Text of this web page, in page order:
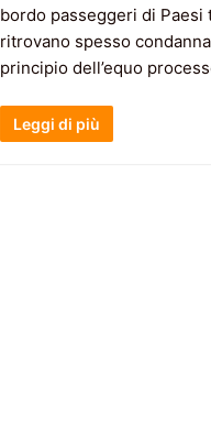
bordo passeggeri di
ritrovano spesso
principio dell’equo
Leggi di più